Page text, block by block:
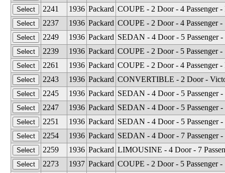
2241
1936 Packard COUPE - 2 Door - 4 Passenger
2237
1936 Packard COUPE - 2 Door - 4 Passenger
2249
1936 Packard SEDAN - 4 Door - 5 Passenger
2239
1936 Packard COUPE - 2 Door - 5 Passenger
2261
1936 Packard COUPE - 2 Door - 4 Passenger
2243
1936 Packard CONVERTIBLE - 2 Door -
2245
1936 Packard SEDAN - 4 Door - 5 Passenger
2247
1936 Packard SEDAN - 4 Door - 5 Passenger
2251
1936 Packard SEDAN - 4 Door - 5 Passenger
2254
1936 Packard SEDAN - 4 Door - 7 Passenger
2259
1936 Packard LIMOUSINE - 4 Door - 7
2273
1937 Packard COUPE - 2 Door - 5 Passenger